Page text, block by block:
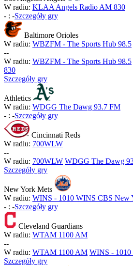
W radiu: KLAA Angels Radio AM 830
- : -Szczegóły gry
Baltimore Orioles
W radiu: WBZFM - The Sports Hub 98.5
--
W radiu: WBZFM - The Sports Hub 98.5
830
Szczegóły gry
Athletics
W radiu: WDGG The Dawg 93.7 FM
- : -Szczegóły gry
Cincinnati Reds
W radiu: 700WLW
--
W radiu: 700WLW WDGG The Dawg
Szczegóły gry
New York Mets
W radiu: WINS - 1010 WINS CBS New
- : -Szczegóły gry
Cleveland Guardians
W radiu: WTAM 1100 AM
--
W radiu: WTAM 1100 AM WINS -
Szczegóły gry